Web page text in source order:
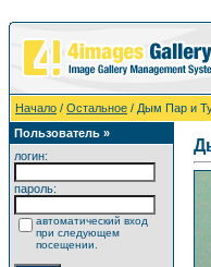
Начало / Остальное / Дым Пар и
Пользователь »
логин:
пароль:
автоматический вход
при следующем
посещении.